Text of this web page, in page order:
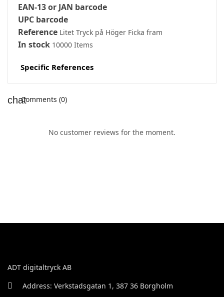
EAN-13 or JAN barcode
UPC barcode
Reference Litet Tryck på Höger Ficka fram
In stock 10000 Items
Specific References
Comments (0)
No customer reviews for the moment.
ADT digitaltryck AB
Address: Verkstadsgatan 1, 387 36 Borgholm